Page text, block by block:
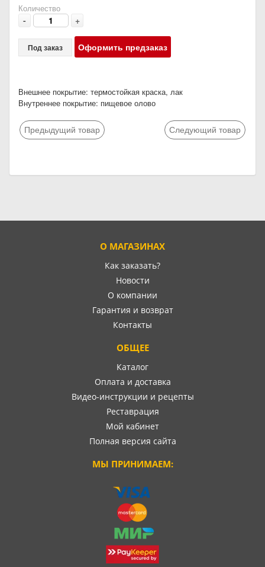
Количество
- +
Под заказ Оформить предзаказ
Внешнее покрытие: термостойкая краска, лак
Внутреннее покрытие: пищевое олово
Предыдущий товар Следующий товар
О МАГАЗИНАХ
Как заказать?
Новости
О компании
Гарантия и возврат
Контакты
ОБЩЕЕ
Каталог
Оплата и доставка
Видео-инструкции и рецепты
Реставрация
Мой кабинет
Полная версия сайта
МЫ ПРИНИМАЕМ: